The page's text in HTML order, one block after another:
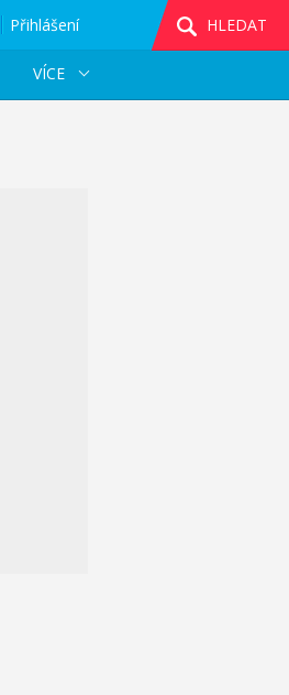
Přihlášení
HLEDAT
VÍCE